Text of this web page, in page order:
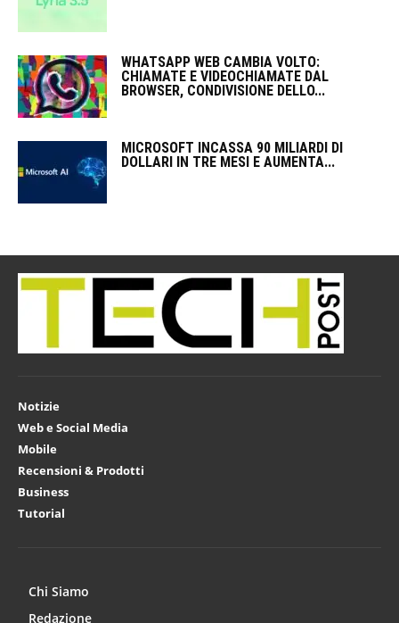
WHATSAPP WEB CAMBIA VOLTO:
CHIAMATE E VIDEOCHIAMATE DAL
BROWSER, CONDIVISIONE DELLO...
MICROSOFT INCASSA 90 MILIARDI DI
DOLLARI IN TRE MESI E AUMENTA...
Notizie
Web e Social Media
Mobile
Recensioni & Prodotti
Business
Tutorial
Chi Siamo
Redazione